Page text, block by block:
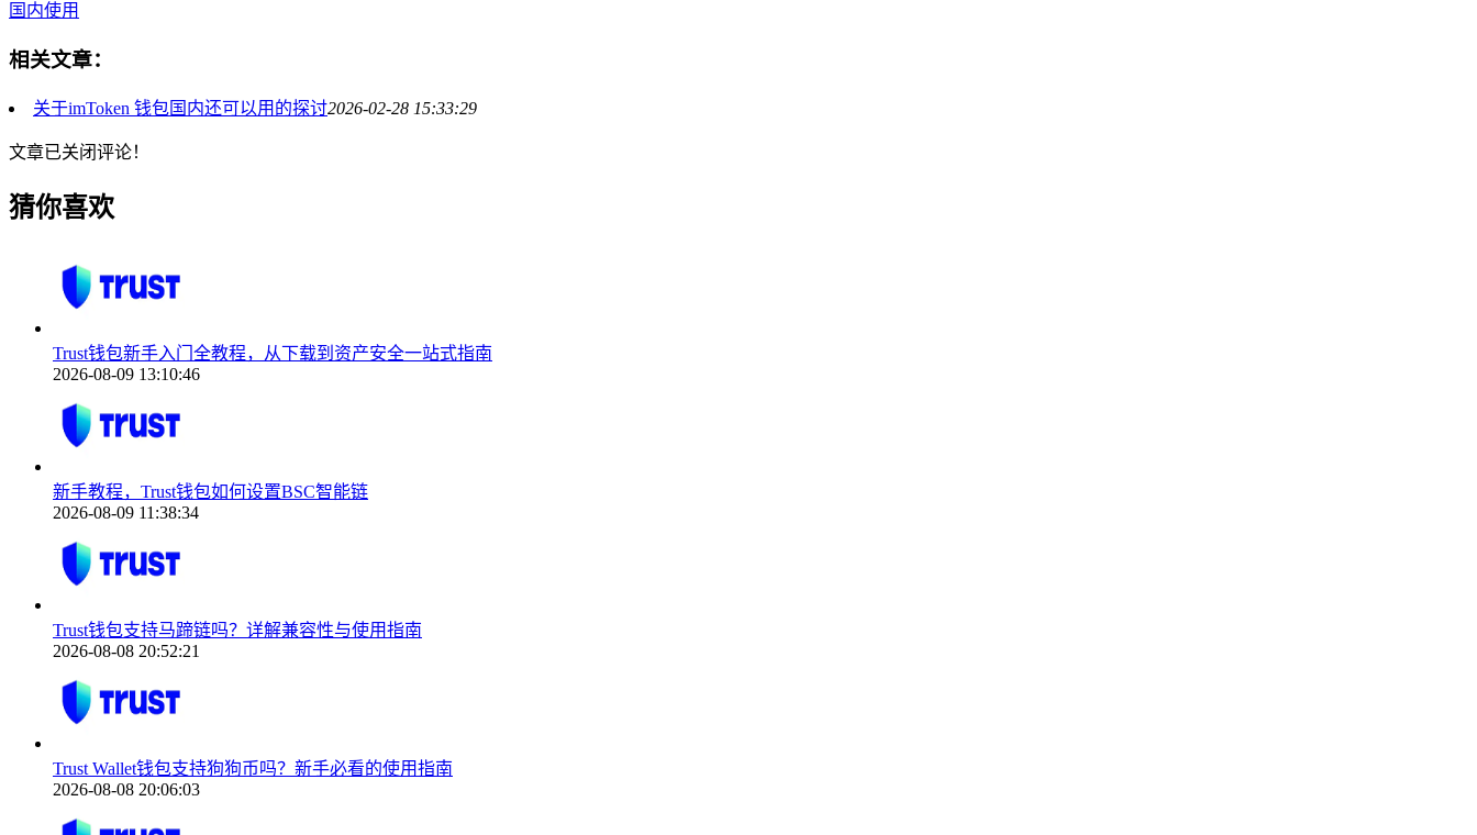
国内使用
相关文章：
关于imToken 钱包国内还可以用的探讨2026-02-28 15:33:29
文章已关闭评论！
猜你喜欢
Trust钱包新手入门全教程，从下载到资产安全一站式指南
2026-08-09 13:10:46
新手教程，Trust钱包如何设置BSC智能链
2026-08-09 11:38:34
Trust钱包支持马蹄链吗？详解兼容性与使用指南
2026-08-08 20:52:21
Trust Wallet钱包支持狗狗币吗？新手必看的使用指南
2026-08-08 20:06:03